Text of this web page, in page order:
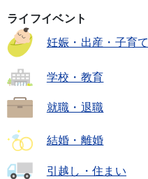
ライフイベント
妊娠・出産・子育て
学校・教育
就職・退職
結婚・離婚
引越し・住まい